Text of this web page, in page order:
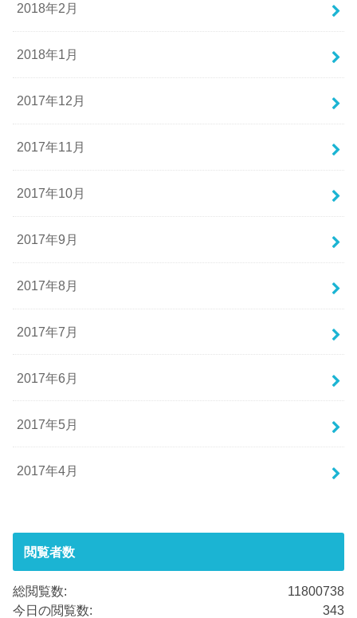
2018年2月
2018年1月
2017年12月
2017年11月
2017年10月
2017年9月
2017年8月
2017年7月
2017年6月
2017年5月
2017年4月
閲覧者数
11800738
総閲覧数:
343
今日の閲覧数: